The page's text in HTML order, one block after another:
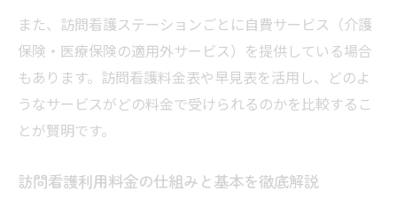
ーション
訪問回数や時間で変わる費用を比較するポ
イント
訪問看護ステーションの料金シミュレーシ
また、訪問看護ステーションごとに自費サービス（介護
保険・医療保険の適用外サービス）を提供している場合
もあります。訪問看護料金表や早見表を活用し、どのよ
うなサービスがどの料金で受けられるのかを比較するこ
とが賢明です。
訪問看護利用料金の仕組みと基本を徹底解説